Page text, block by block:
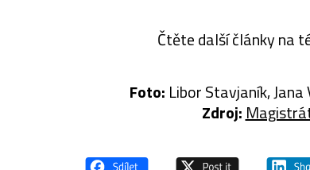
Čtěte další články na
Foto: Libor Stavjaník,
Zdroj: